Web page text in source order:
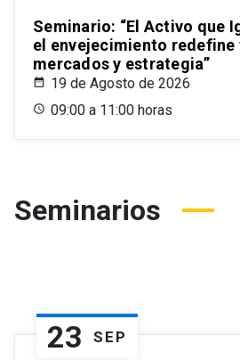
Seminario: “El Activo que
el envejecimiento
mercados y estrategia”
19 de Agosto de 2026
09:00 a 11:00 horas
Seminarios
23 SEP